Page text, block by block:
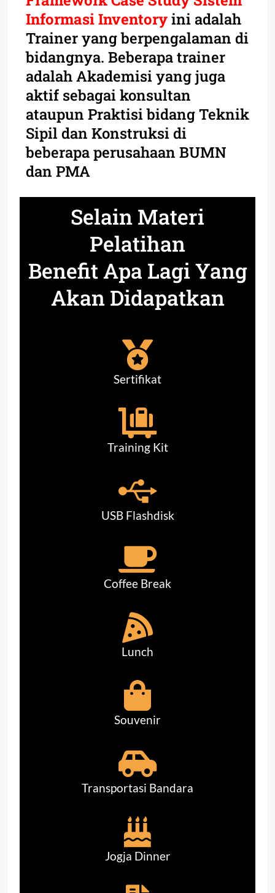
Informasi Inventoryini adalah
Trainer yang berpengalaman di
bidangnya. Beberapa trainer
adalah Akademisi yang juga
aktif sebagai konsultan
ataupun Praktisi bidang Teknik
Sipil dan Konstruksi di
beberapa perusahaan BUMN
dan PMA
Selain Materi
Pelatihan
Benefit Apa Lagi Yang
Akan Didapatkan
Sertifikat
Training Kit
USB Flashdisk
Coffee Break
Lunch
Souvenir
Transportasi Bandara
Jogja Dinner